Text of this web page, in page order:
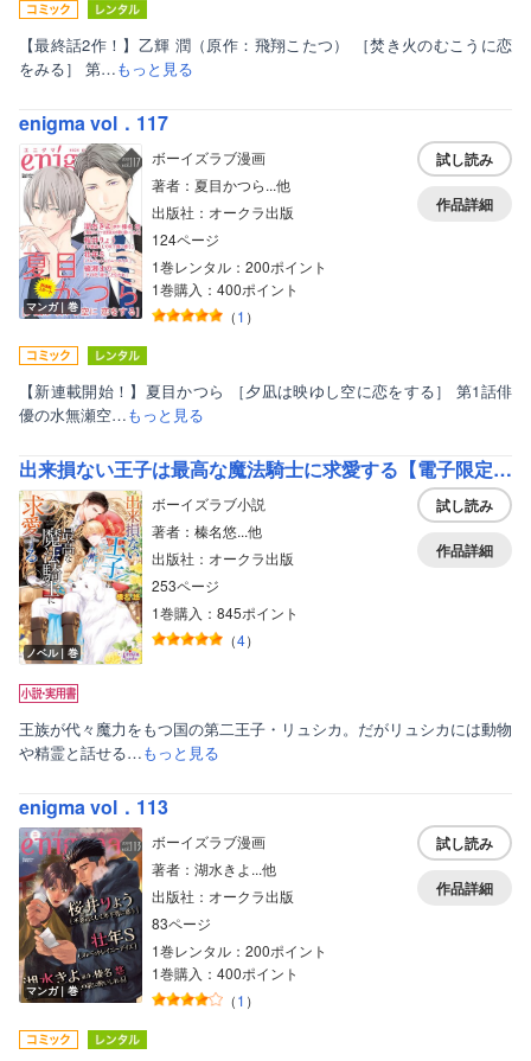
【最終話2作！】乙輝 潤（原作：飛翔こたつ） ［焚き火のむこうに恋
をみる］ 第…もっと見る
enigma vol．117
マンガ｜巻
ボーイズラブ漫画
著者：夏目かつら...他
出版社：オークラ出版
124ページ
1巻レンタル：200ポイント
1巻購入：400ポイント
（1 ）
試し読み
作品詳細
【新連載開始！】夏目かつら ［夕凪は映ゆし空に恋をする］ 第1話俳
優の水無瀬空…もっと見る
出来損ない王子は最高な魔法騎士に求愛する【電子限定特典付】【イラスト入り】
ノベル｜巻
ボーイズラブ小説
著者：榛名悠...他
出版社：オークラ出版
253ページ
1巻購入：845ポイント
（4）
試し読み
作品詳細
王族が代々魔力をもつ国の第二王子・リュシカ。だがリュシカには動物
や精霊と話せる…もっと見る
enigma vol．113
マンガ｜巻
ボーイズラブ漫画
著者：湖水きよ...他
出版社：オークラ出版
83ページ
1巻レンタル：200ポイント
1巻購入：400ポイント
（1 ）
試し読み
作品詳細
ボーイズラブ
ティーンズラブ
美女・美少女